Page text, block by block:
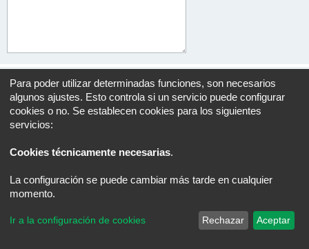
Índice general Todos los horarios son
Traducción al español por
Para poder utilizar determinadas funciones, son necesarios
algunos ajustes. Esto controla si un servicio puede configurar
cookies o no. Se establecen cookies para los siguientes
servicios:
Cookies técnicamente necesarias.
La configuración se puede cambiar más tarde en cualquier
momento.
Ir a la configuración de cookies Rechazar Aceptar